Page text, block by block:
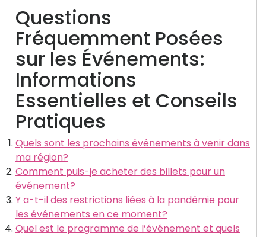
Questions
Fréquemment Posées
sur les Événements:
Informations
Essentielles et Conseils
Pratiques
Quels sont les prochains événements à venir dans
ma région?
Comment puis-je acheter des billets pour un
événement?
Y a-t-il des restrictions liées à la pandémie pour
les événements en ce moment?
Quel est le programme de l’événement et quels